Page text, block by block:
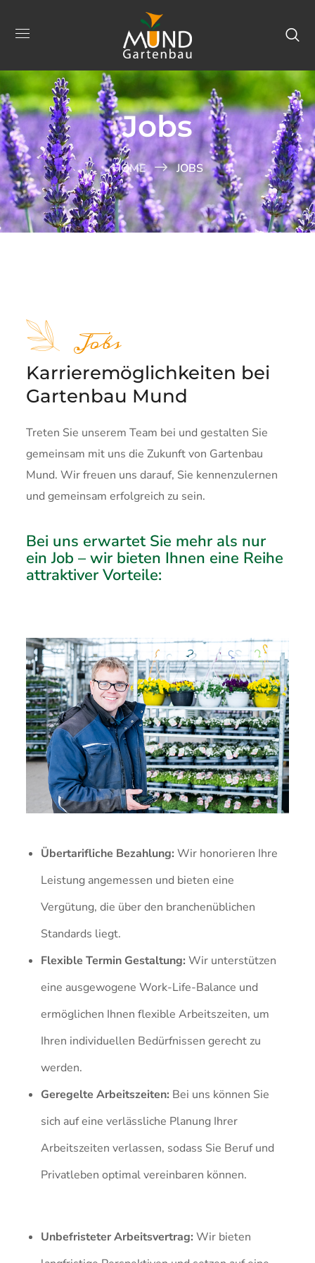
Jobs
HOME JOBS
Jobs
Karrieremöglichkeiten bei
Gartenbau Mund
Treten Sie unserem Team bei und gestalten Sie
gemeinsam mit uns die Zukunft von Gartenbau
Mund. Wir freuen uns darauf, Sie kennenzulernen
und gemeinsam erfolgreich zu sein.
Bei uns erwartet Sie mehr als nur
ein Job – wir bieten Ihnen eine Reihe
attraktiver Vorteile:
Übertarifliche Bezahlung: Wir honorieren Ihre
Leistung angemessen und bieten eine
Vergütung, die über den branchenüblichen
Standards liegt.
Flexible Termin Gestaltung: Wir unterstützen
eine ausgewogene Work-Life-Balance und
ermöglichen Ihnen flexible Arbeitszeiten, um
Ihren individuellen Bedürfnissen gerecht zu
werden.
Geregelte Arbeitszeiten: Bei uns können Sie
sich auf eine verlässliche Planung Ihrer
Arbeitszeiten verlassen, sodass Sie Beruf und
Privatleben optimal vereinbaren können.
Unbefristeter Arbeitsvertrag: Wir bieten